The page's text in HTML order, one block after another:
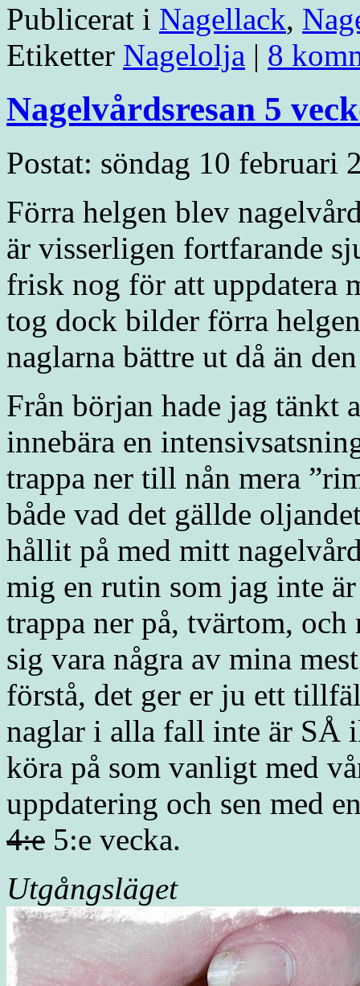
Publicerat i Nagellack,
Etiketter Nagelolja | 8
Nagelvårdsresan 5
Postat: söndag 10 februari
Förra helgen blev
är visserligen fortfarande
frisk nog för att uppdatera
tog dock bilder förra
naglarna bättre ut då än
Från början hade jag tänkt
innebära en
trappa ner till nån mera
både vad det gällde
hållit på med mitt
mig en rutin som jag inte
trappa ner på, tvärtom,
sig vara några av mina
förstå, det ger er ju ett
naglar i alla fall inte är SÅ
köra på som vanligt med
uppdatering och sen med
4:e 5:e vecka.
Utgångsläget